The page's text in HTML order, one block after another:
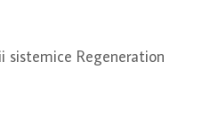
sistemice Regeneration